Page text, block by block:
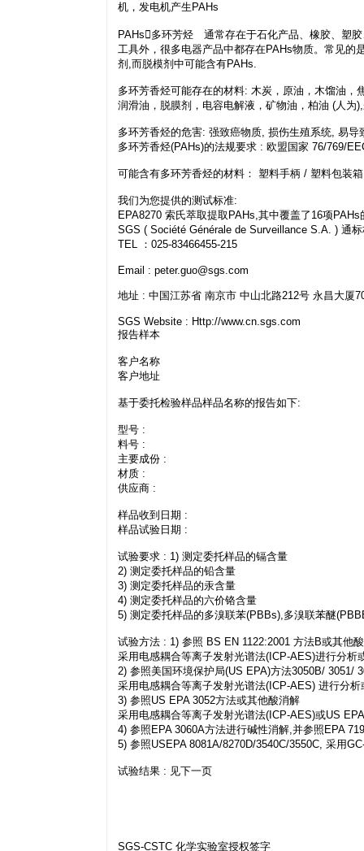
机，发电机产生PAHs
PAHs多环芳烃 通常存在于石化产品、橡胶、塑
工具外，很多电器产品中都存在PAHs物质。常见
剂,而脱模剂中可能含有PAHs.
多环芳香烃可能存在的材料: 木炭，原油，木馏油
润滑油，脱膜剂，电容电解液，矿物油，柏油 (人
多环芳香烃的危害: 强致癌物质, 损伤生殖系统, 易
多环芳香烃(PAHs)的法规要求 : 欧盟国家 76/769/
可能含有多环芳香烃的材料： 塑料手柄 / 塑料包装
我们为您提供的测试标准:
EPA8270 索氏萃取提取PAHs,其中覆盖了16项PAHs
SGS ( Société Générale de Surveillance S.A. ) 通
TEL ：025-83466455-215
Email : peter.guo@sgs.com
地址 : 中国江苏省 南京市 中山北路212号 永昌大厦
SGS Website : Http://www.cn.sgs.com
报告样本
客户名称
客户地址
基于委托检验样品样品名称的报告如下:
型号 :
料号 :
主要成份 :
材质 :
供应商 :
样品收到日期 :
样品试验日期 :
试验要求 : 1) 测定委托样品的镉含量
2) 测定委托样品的铅含量
3) 测定委托样品的汞含量
4) 测定委托样品的六价铬含量
5) 测定委托样品的多溴联苯(PBBs),多溴联苯醚
试验方法 : 1) 参照 BS EN 1122:2001 方法B或其他
采用电感耦合等离子发射光谱法(ICP-AES)进行分析
2) 参照美国环境保护局(US EPA)方法3050B/ 3051/
采用电感耦合等离子发射光谱法(ICP-AES) 进行分
3) 参照US EPA 3052方法或其他酸消解
采用电感耦合等离子发射光谱法(ICP-AES)或US
4) 参照EPA 3060A方法进行碱性消解,并参照EPA
5) 参照USEPA 8081A/8270D/3540C/3550C, 采用
试验结果 : 见下一页
SGS-CSTC 化学实验室授权签字